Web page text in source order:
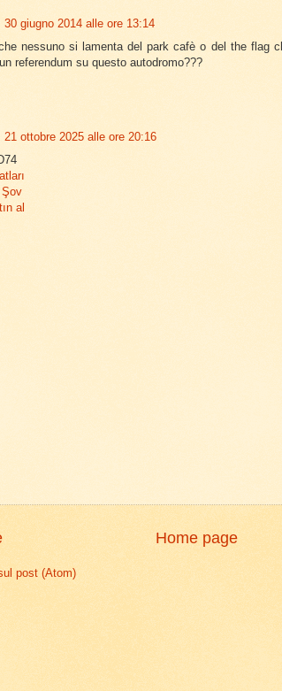
30 giugno 2014 alle ore 13:14
nessuno si lamenta del park cafè o del the flag
referendum su questo autodromo???
21 ottobre 2025 alle ore 20:16
Şov
al
Home page
post (Atom)